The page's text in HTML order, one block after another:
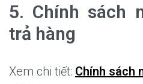
5. Chính sách
trả hàng
Xem chi tiết: Chính sách